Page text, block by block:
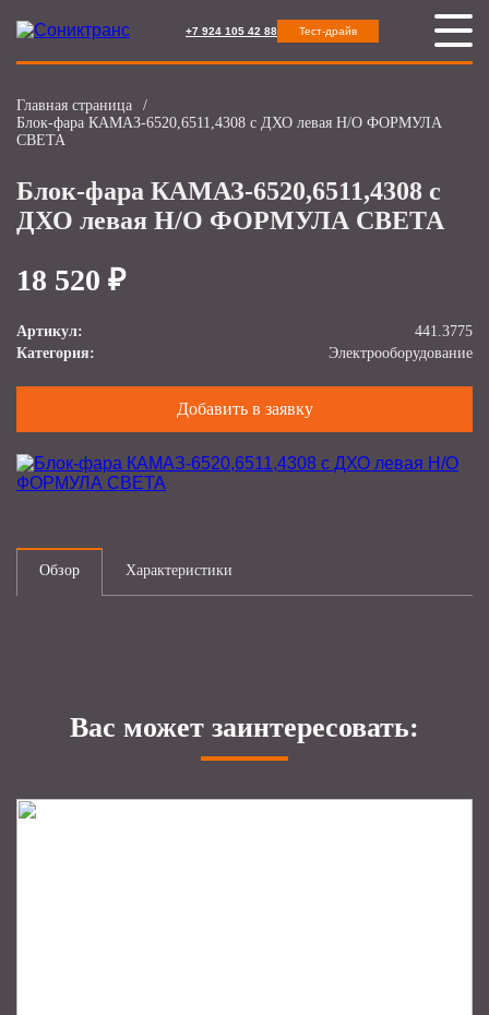
+7 924 105 42 88 Тест-драйв
Главная страница
/
Блок-фара КАМАЗ-6520,6511,4308 с ДХО левая Н/О ФОРМУЛА
СВЕТА
Блок-фара КАМАЗ-6520,6511,4308 с
ДХО левая Н/О ФОРМУЛА СВЕТА
18 520 ₽
Артикул:
441.3775
Категория:
Электрооборудование
Добавить в заявку
Обзор Характеристики
Вас может заинтересовать: